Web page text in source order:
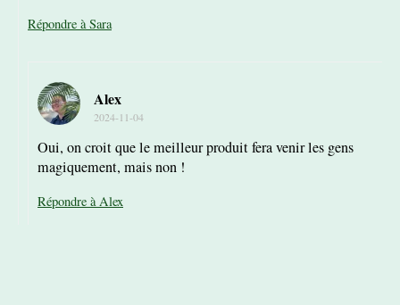
Répondre à Sara
Alex
2024-11-04
Oui, on croit que le meilleur produit fera venir les gens
magiquement, mais non !
Répondre à Alex